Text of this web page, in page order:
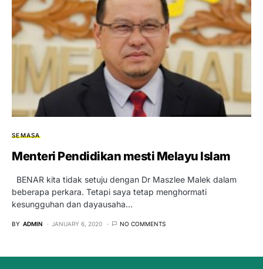
SEMASA
Menteri Pendidikan mesti Melayu Islam
BENAR kita tidak setuju dengan Dr Maszlee Malek dalam
beberapa perkara. Tetapi saya tetap menghormati
kesungguhan dan dayausaha…
BY ADMIN JANUARY 6, 2020 NO COMMENTS